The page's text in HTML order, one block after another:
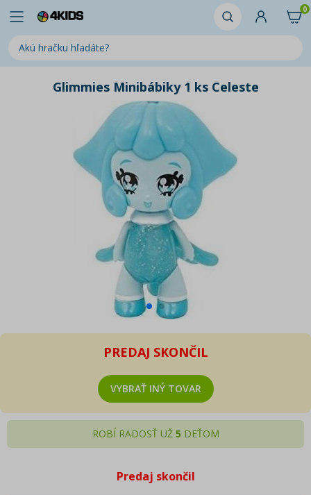
0
Glimmies Minibábiky 1 ks Celeste
PREDAJ SKONČIL
VYBRAŤ INÝ TOVAR
ROBÍ RADOSŤ UŽ 5 DEŤOM
Predaj skončil